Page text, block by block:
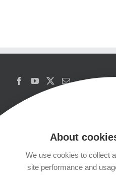
Copyrights
About
We use cookies to collect
site performance and